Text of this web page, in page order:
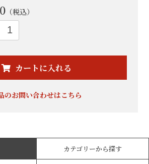
（税込）
カートに入れる
を続ける カートへ進む
のお問い合わせはこちら
カテゴリーから探す